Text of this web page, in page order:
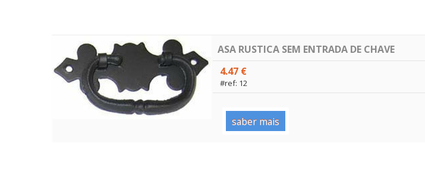
ASA RUSTICA SEM ENTRADA DE CHAVE
4.47 €
#ref: 12
saber mais